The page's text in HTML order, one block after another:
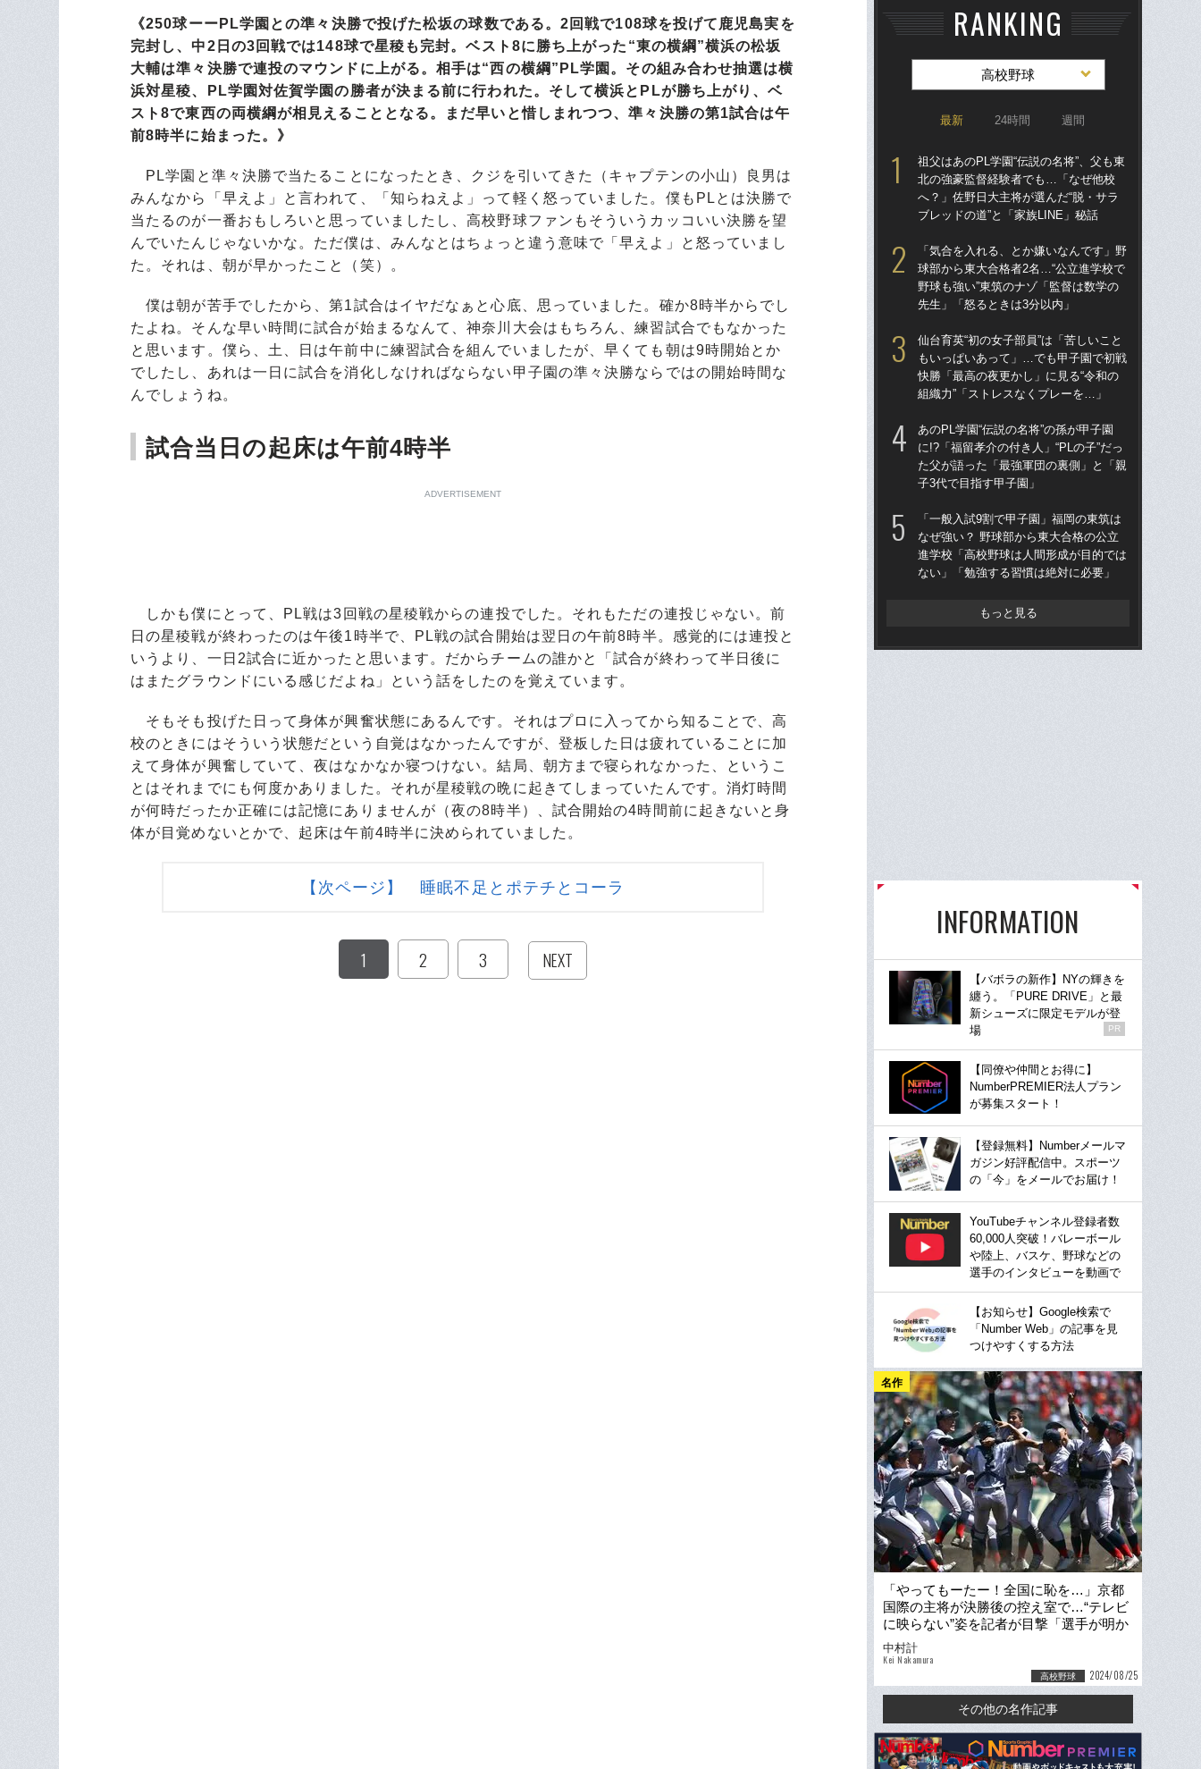
《250球ーーPL学園との準々決勝で投げた松坂の球数である。2回戦で108球を投げて鹿児島実を
完封し、中2日の3回戦では148球で星稜も完封。ベスト8に勝ち上がった“東の横綱”横浜の松坂
大輔は準々決勝で連投のマウンドに上がる。相手は“西の横綱”PL学園。その組み合わせ抽選は横
浜対星稜、PL学園対佐賀学園の勝者が決まる前に行われた。そして横浜とPLが勝ち上がり、ベ
スト8で東西の両横綱が相見えることとなる。まだ早いと惜しまれつつ、準々決勝の第1試合は午
前8時半に始まった。》
PL学園と準々決勝で当たることになったとき、クジを引いてきた（キャプテンの小山）良男は
みんなから「早えよ」と言われて、「知らねえよ」って軽く怒っていました。僕もPLとは決勝で
当たるのが一番おもしろいと思っていましたし、高校野球ファンもそういうカッコいい決勝を望
んでいたんじゃないかな。ただ僕は、みんなとはちょっと違う意味で「早えよ」と怒っていまし
た。それは、朝が早かったこと（笑）。
僕は朝が苦手でしたから、第1試合はイヤだなぁと心底、思っていました。確か8時半からでし
たよね。そんな早い時間に試合が始まるなんて、神奈川大会はもちろん、練習試合でもなかった
と思います。僕ら、土、日は午前中に練習試合を組んでいましたが、早くても朝は9時開始とか
でしたし、あれは一日に試合を消化しなければならない甲子園の準々決勝ならではの開始時間な
んでしょうね。
試合当日の起床は午前4時半
ADVERTISEMENT
しかも僕にとって、PL戦は3回戦の星稜戦からの連投でした。それもただの連投じゃない。前
日の星稜戦が終わったのは午後1時半で、PL戦の試合開始は翌日の午前8時半。感覚的には連投と
いうより、一日2試合に近かったと思います。だからチームの誰かと「試合が終わって半日後に
はまたグラウンドにいる感じだよね」という話をしたのを覚えています。
そもそも投げた日って身体が興奮状態にあるんです。それはプロに入ってから知ることで、高
校のときにはそういう状態だという自覚はなかったんですが、登板した日は疲れていることに加
えて身体が興奮していて、夜はなかなか寝つけない。結局、朝方まで寝られなかった、というこ
とはそれまでにも何度かありました。それが星稜戦の晩に起きてしまっていたんです。消灯時間
が何時だったか正確には記憶にありませんが（夜の8時半）、試合開始の4時間前に起きないと身
体が目覚めないとかで、起床は午前4時半に決められていました。
【次ページ】 睡眠不足とポテチとコーラ
1 2 3 NEXT
RANKING
高校野球
最新 24時間 週間
祖父はあのPL学園“伝説の名将”、父も東
北の強豪監督経験者でも…「なぜ他校
へ？」佐野日大主将が選んだ“脱・サラ
ブレッドの道”と「家族LINE」秘話
「気合を入れる、とか嫌いなんです」野
球部から東大合格者2名…“公立進学校で
野球も強い”東筑のナゾ「監督は数学の
先生」「怒るときは3分以内」
仙台育英“初の女子部員”は「苦しいこと
もいっぱいあって」…でも甲子園で初戦
快勝「最高の夜更かし」に見る“令和の
組織力”「ストレスなくプレーを…」
あのPL学園“伝説の名将”の孫が甲子園
に!?「福留孝介の付き人」“PLの子”だっ
た父が語った「最強軍団の裏側」と「親
子3代で目指す甲子園」
「一般入試9割で甲子園」福岡の東筑は
なぜ強い？ 野球部から東大合格の公立
進学校「高校野球は人間形成が目的では
ない」「勉強する習慣は絶対に必要」
もっと見る
INFORMATION
【バボラの新作】NYの輝きを
纏う。「PURE DRIVE」と最
新シューズに限定モデルが登
場
PR
【同僚や仲間とお得に】
NumberPREMIER法人プラン
が募集スタート！
【登録無料】Numberメールマ
ガジン好評配信中。スポーツ
の「今」をメールでお届け！
YouTubeチャンネル登録者数
60,000人突破！バレーボール
や陸上、バスケ、野球などの
選手のインタビューを動画で
【お知らせ】Google検索で
「Number Web」の記事を見
つけやすくする方法
名作
「やってもーたー！全国に恥を…」京都
国際の主将が決勝後の控え室で…“テレビ
に映らない”姿を記者が目撃「選手が明か
した校歌のこと」
中村計
Kei Nakamura
高校野球 2024/08/25
その他の名作記事